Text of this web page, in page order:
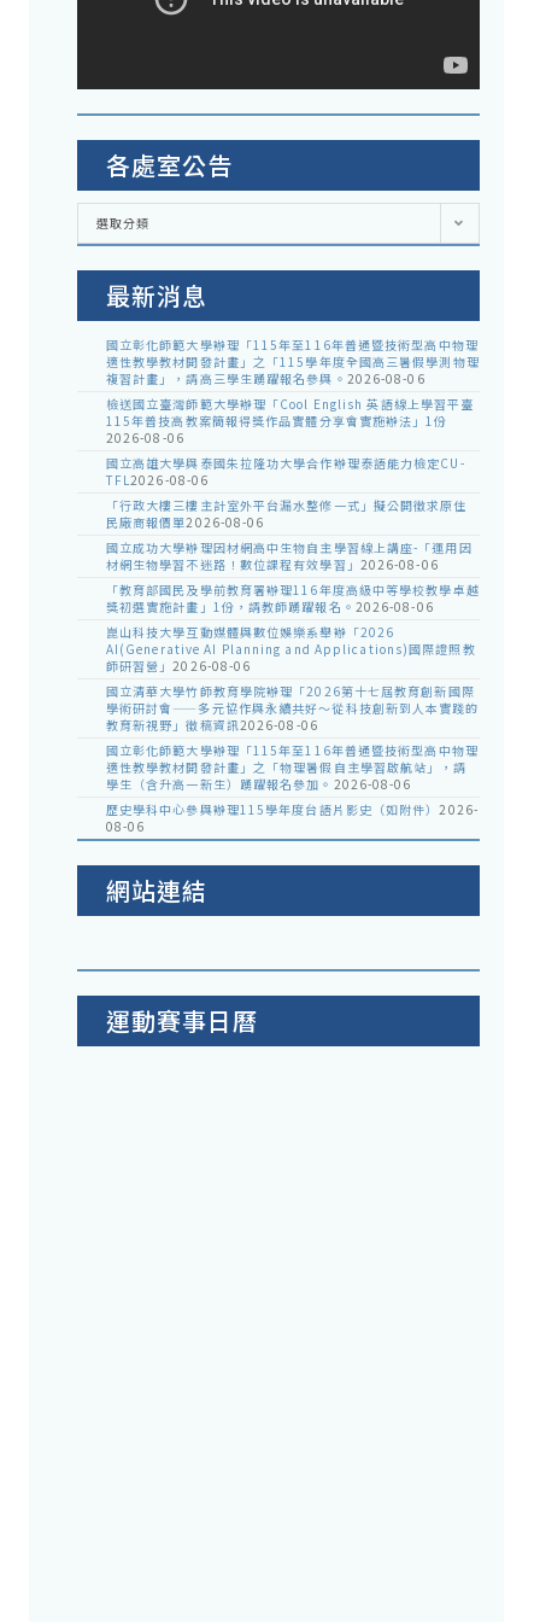
各處室公告
各
室
選取分類
最新消息
國立彰化師範大學辦理「115年至116年普通暨技術型高中物理
適性教學教材開發計畫」之「115學年度全國高三暑假學測物理
複習計畫」，請高三學生踴躍報名參與。 2026-08-06
檢送國立臺灣師範大學辦理「Cool English 英語線上學習平臺
115年普技高教案簡報得獎作品實體分享會實施辦法」1份
2026-08-06
國立高雄大學與泰國朱拉隆功大學合作辦理泰語能力檢定CU-
TFL2026-08-06
「行政大樓三樓主計室外平台漏水整修一式」擬公開徵求原住
民廠商報價單2026-08-06
國立成功大學辦理因材網高中生物自主學習線上講座-「運用因
材網生物學習不迷路！數位課程有效學習」 2026-08-06
「教育部國民及學前教育署辦理116年度高級中等學校教學卓越
獎初選實施計畫」1份，請教師踴躍報名。 2026-08-06
崑山科技大學互動媒體與數位娛樂系舉辦「2026
AI(Generative AI Planning and Applications)國際證照教
師研習營」2026-08-06
國立清華大學竹師教育學院辦理「2026第十七屆教育創新國際
學術研討會——多元協作與永續共好～從科技創新到人本實踐的
教育新視野」徵稿資訊2026-08-06
國立彰化師範大學辦理「115年至116年普通暨技術型高中物理
適性教學教材開發計畫」之「物理暑假自主學習啟航站」，請
學生（含升高一新生）踴躍報名參加。 2026-08-06
歷史學科中心參與辦理115學年度台語片影史（如附件）2026-
08-06
網站連結
運動賽事日曆